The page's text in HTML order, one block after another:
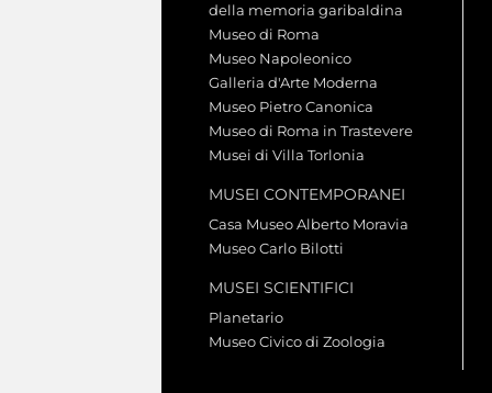
della memoria garibaldina
Museo di Roma
Museo Napoleonico
Galleria d'Arte Moderna
Museo Pietro Canonica
Museo di Roma in Trastevere
Musei di Villa Torlonia
MUSEI CONTEMPORANEI
Casa Museo Alberto Moravia
Museo Carlo Bilotti
MUSEI SCIENTIFICI
Planetario
Museo Civico di Zoologia